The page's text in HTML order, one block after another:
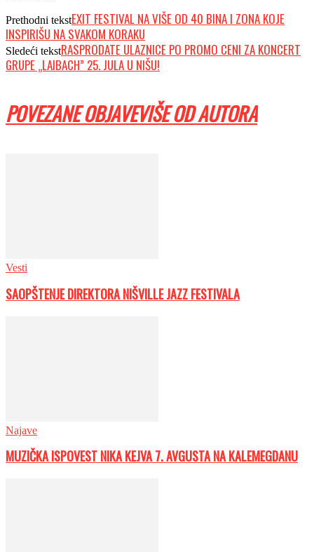
Prethodni tekstEXIT FESTIVAL NA VIŠE OD 40 BINA I ZONA KOJE
INSPIRIŠU NA SVAKOM KORAKU
Sledeći tekstRASPRODATE ULAZNICE PO PROMO CENI ZA KONCERT
GRUPE „LAIBACH” 25. JULA U NIŠU!
POVEZANE OBJAVEVIŠE OD AUTORA
Vesti
SAOPŠTENJE DIREKTORA NIŠVILLE JAZZ FESTIVALA
Najave
MUZIČKA ISPOVEST NIKA KEJVA 7. AVGUSTA NA KALEMEGDANU